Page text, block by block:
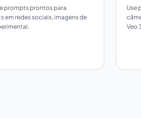
prompts prontos para
em redes sociais, imagens de
Use
Veo